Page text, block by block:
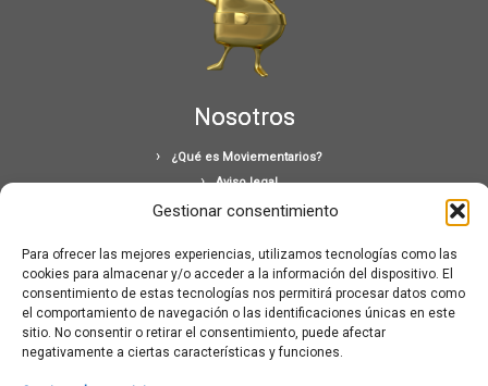
Gestionar consentimiento
Para ofrecer las mejores experiencias, utilizamos tecnologías como las
cookies para almacenar y/o acceder a la información del dispositivo. El
consentimiento de estas tecnologías nos permitirá procesar datos como
el comportamiento de navegación o las identificaciones únicas en este
sitio. No consentir o retirar el consentimiento, puede afectar
negativamente a ciertas características y funciones.
Nosotros
¿Qué es Moviementarios?
Aviso legal
Bases Legales y Condiciones de los Sorteos en Moviementarios
Noticias al correo
Política de cookies
Política de cookies (UE)
Política de privacidad
Ponte en contacto con nosotros